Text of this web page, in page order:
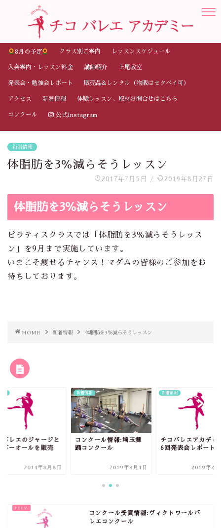
8月の予定 クラス別ご案内 レッスンスケジュール
入会案内・レッスン料金 講師紹介 上尾教室
発表会・勉強会レポート 販売品&レンタル（物販はセタペイ可）
アクセス 新着情報 体験レッスン、取材お問合せはこちら
コンクール 公式Instagram
新着情報
体脂肪を3％減らそうレッスン
2017年7月5日 / 2019年8月27日
体脂肪を3％減らそうレッスン
ピラティスクラスでは「体脂肪を3％減らそうレッス
ン」を9月まで実施しています。
いまこそ痩せるチャンス！マダムの皆様のご参加をお
待ちしております。
HOME 新着情報 体脂肪を3％減らそうレッスン
バレエのジャージと
バーオールを販売
2014年8月8日
新着情報
コンクール情報:埼玉舞
踊コンクール
2019年8月1日
新着情報
チコバレエアカデミ
6回発表会レポート
2019年2月
コンクール受賞情報:ヴィクトワールバ
レエコンクール